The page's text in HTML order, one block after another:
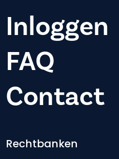
Inloggen
FAQ
Contact
Footer-menu
Rechtbanken